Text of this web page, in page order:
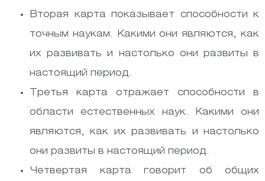
Вторая карта показывает способности к
точным наукам. Какими они являются, как
их развивать и настолько они развиты в
настоящий период.
Третья карта отражает способности в
области естественных наук. Какими они
являются, как их развивать и настолько
они развиты в настоящий период.
Четвертая карта говорит об общих